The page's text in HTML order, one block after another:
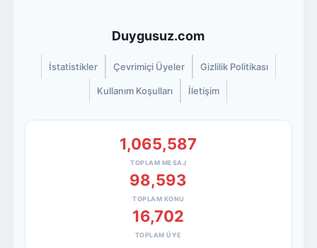
Duygusuz.com
İstatistikler Çevrimiçi Üyeler Gizlilik Politikası
Kullanım Koşulları İletişim
1,065,587
TOPLAM MESAJ
98,593
TOPLAM KONU
16,702
TOPLAM ÜYE